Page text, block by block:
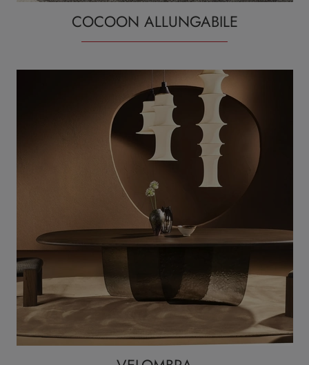
COCOON ALLUNGABILE